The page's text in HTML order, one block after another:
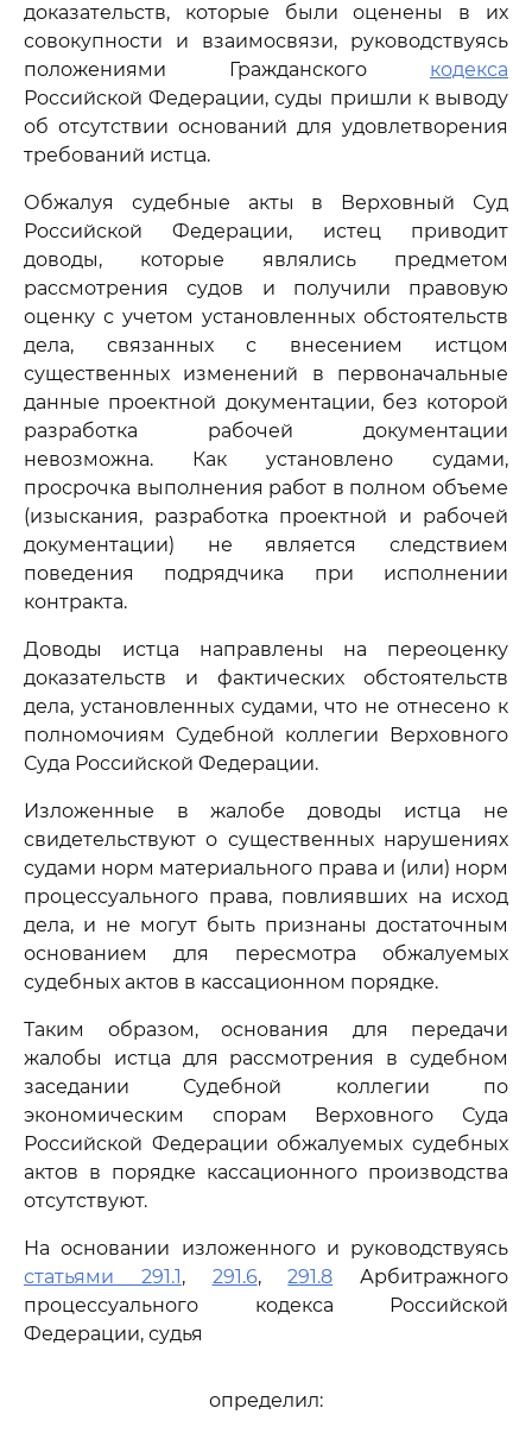
доказательств, которые были оценены в их
совокупности и взаимосвязи, руководствуясь
положениями Гражданского кодекса
Российской Федерации, суды пришли к выводу
об отсутствии оснований для удовлетворения
требований истца.
Обжалуя судебные акты в Верховный Суд
Российской Федерации, истец приводит
доводы, которые являлись предметом
рассмотрения судов и получили правовую
оценку с учетом установленных обстоятельств
дела, связанных с внесением истцом
существенных изменений в первоначальные
данные проектной документации, без которой
разработка рабочей документации
невозможна. Как установлено судами,
просрочка выполнения работ в полном объеме
(изыскания, разработка проектной и рабочей
документации) не является следствием
поведения подрядчика при исполнении
контракта.
Доводы истца направлены на переоценку
доказательств и фактических обстоятельств
дела, установленных судами, что не отнесено к
полномочиям Судебной коллегии Верховного
Суда Российской Федерации.
Изложенные в жалобе доводы истца не
свидетельствуют о существенных нарушениях
судами норм материального права и (или) норм
процессуального права, повлиявших на исход
дела, и не могут быть признаны достаточным
основанием для пересмотра обжалуемых
судебных актов в кассационном порядке.
Таким образом, основания для передачи
жалобы истца для рассмотрения в судебном
заседании Судебной коллегии по
экономическим спорам Верховного Суда
Российской Федерации обжалуемых судебных
актов в порядке кассационного производства
отсутствуют.
На основании изложенного и руководствуясь
статьями 291.1, 291.6,291.8 Арбитражного
процессуального кодекса Российской
Федерации, судья
определил: